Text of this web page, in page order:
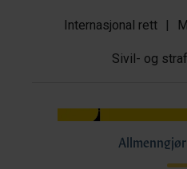
Internasjonal rett |
Sivil- og